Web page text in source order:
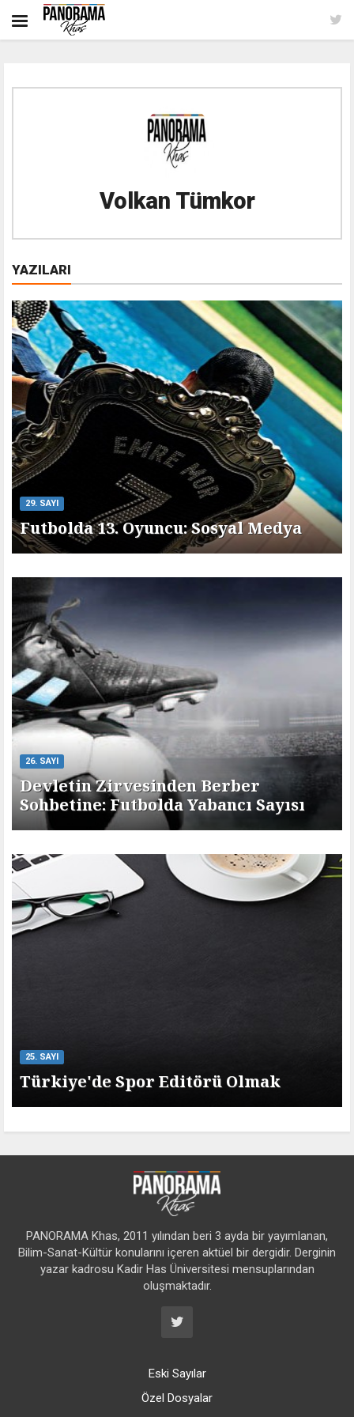
Volkan Tümkor
YAZILARI
29. SAYI
Futbolda 13. Oyuncu: Sosyal Medya
26. SAYI
Devletin Zirvesinden Berber
Sohbetine: Futbolda Yabancı Sayısı
25. SAYI
Türkiye'de Spor Editörü Olmak
PANORAMA Khas, 2011 yılından beri 3 ayda bir yayımlanan,
Bilim-Sanat-Kültür konularını içeren aktüel bir dergidir. Derginin
yazar kadrosu Kadir Has Üniversitesi mensuplarından
oluşmaktadır.
Eski Sayılar
Özel Dosyalar